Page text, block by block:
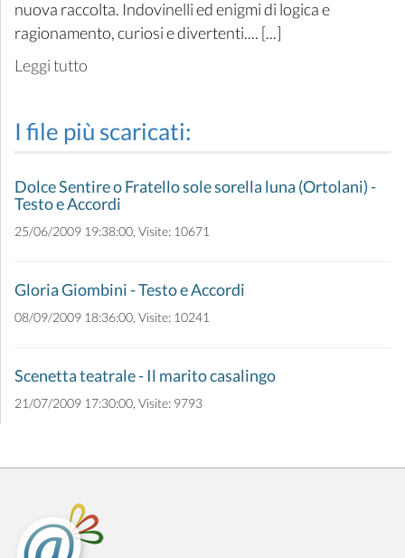
nuova raccolta. Indovinelli ed enigmi di logica e
ragionamento, curiosi e divertenti.... [...]
Leggi tutto
I file più scaricati:
Dolce Sentire o Fratello sole sorella luna (Ortolani) -
Testo e Accordi
25/06/2009 19:38:00, Visite: 10671
Gloria Giombini - Testo e Accordi
08/09/2009 18:36:00, Visite: 10241
Scenetta teatrale - Il marito casalingo
21/07/2009 17:30:00, Visite: 9793